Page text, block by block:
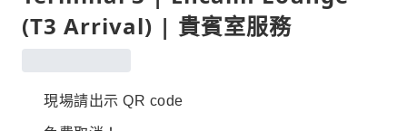
(T3 Arrival) | 貴賓室服務
現場請出示 QR code